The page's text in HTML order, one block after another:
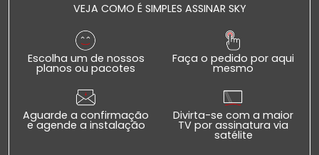
VEJA COMO É SIMPLES ASSINAR SKY
Escolha um de nossos
planos ou pacotes
Faça o pedido por aqui
mesmo
Aguarde a confirmação
e agende a instalação
Divirta-se com a maior
TV por assinatura via
satélite